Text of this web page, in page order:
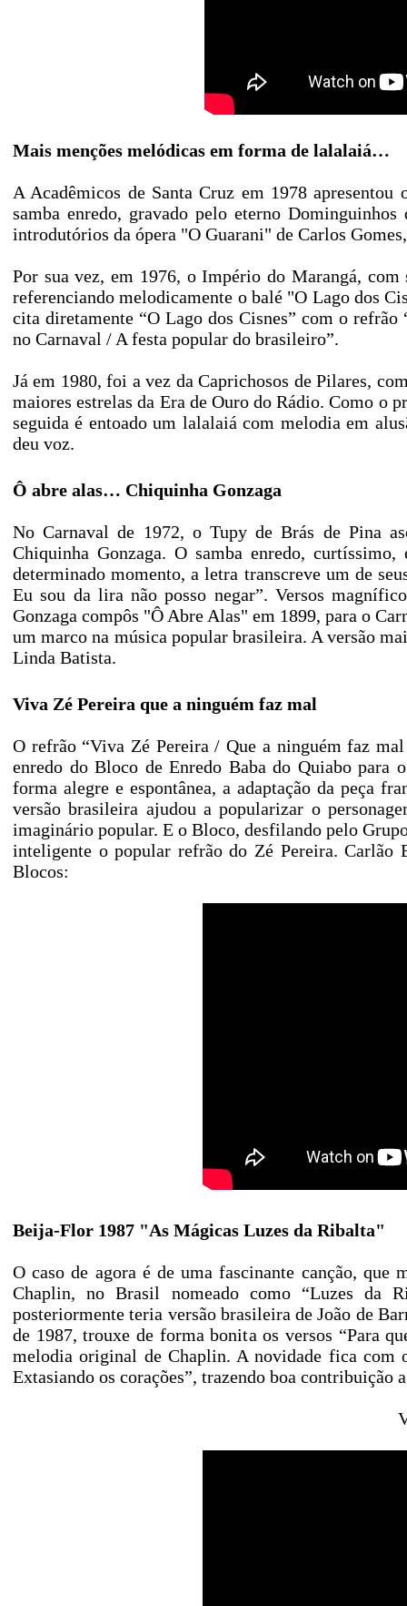
Mais menções melódicas em forma de lalalaiá…
A Acadêmicos de Santa Cruz em 1978
samba enredo, gravado pelo eterno
introdutórios da ópera "O Guarani" de Carlos
Por sua vez, em 1976, o Império do Marangá,
referenciando melodicamente o balé "O Lago dos
cita diretamente “O Lago dos Cisnes” com o
no Carnaval / A festa popular do brasileiro”.
Já em 1980, foi a vez da Caprichosos de Pilares,
maiores estrelas da Era de Ouro do Rádio. Como o
seguida é entoado um lalalaiá com melodia em
deu voz.
Ô abre alas… Chiquinha Gonzaga
No Carnaval de 1972, o Tupy de Brás de Pina
Chiquinha Gonzaga. O samba enredo,
determinado momento, a letra transcreve um de
Eu sou da lira não posso negar”. Versos
Gonzaga compôs "Ô Abre Alas" em 1899, para o
um marco na música popular brasileira. A versão
Linda Batista.
Viva Zé Pereira que a ninguém faz mal
O refrão “Viva Zé Pereira / Que a ninguém faz
enredo do Bloco de Enredo Baba do Quiabo
forma alegre e espontânea, a adaptação da peça
versão brasileira ajudou a popularizar o
imaginário popular. E o Bloco, desfilando pelo
inteligente o popular refrão do Zé Pereira. Carlão
Blocos:
Beija-Flor 1987 "As Mágicas Luzes da Ribalta"
O caso de agora é de uma fascinante canção,
Chaplin, no Brasil nomeado como “Luzes da
posteriormente teria versão brasileira de João de
de 1987, trouxe de forma bonita os versos “Para
melodia original de Chaplin. A novidade fica
Extasiando os corações”, trazendo boa